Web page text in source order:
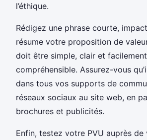
l’éthique.
Rédigez une phrase courte,
résume votre proposition de
doit être simple, clair et facilement
compréhensible. Assurez-vous
dans tous vos supports de
réseaux sociaux au site web, en
brochures et publicités.
Enfin, testez votre PVU auprès